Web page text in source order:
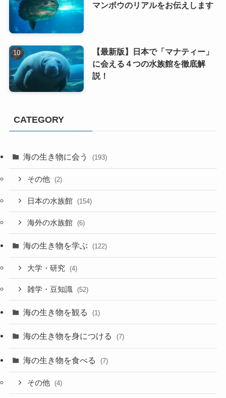
マンボウのリアルをお伝えします
【最新版】日本で「マナティー」
に会える４つの水族館を徹底解
説！
CATEGORY
海の生き物に会う (193)
その他 (2)
日本の水族館 (154)
海外の水族館 (6)
海の生き物を学ぶ (122)
大学・研究 (4)
雑学・豆知識 (52)
海の生き物を観る (1)
海の生き物を身につける (7)
海の生き物を食べる (7)
その他 (4)